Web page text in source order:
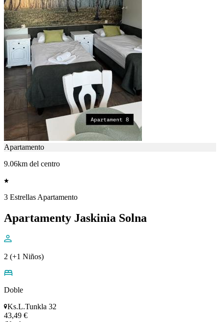
Apartamento
9.06km del centro
3 Estrellas Apartamento
Apartamenty Jaskinia Solna
2 (+1 Niños)
Doble
Ks.L.Tunkla 32
43,49 €